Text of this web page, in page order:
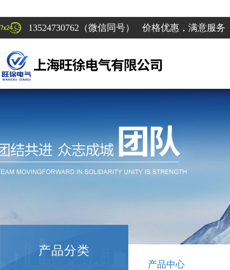
13524730762（微信同号） 价格优惠，满意服务
产品分类
产品中心